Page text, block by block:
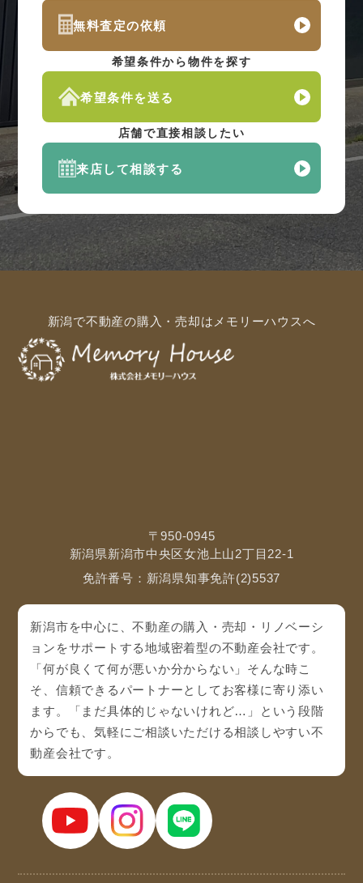
無料査定の依頼
希望条件から物件を探す
希望条件を送る
店舗で直接相談したい
来店して相談する
新潟で不動産の購入・売却はメモリーハウスへ
〒950-0945
新潟県新潟市中央区女池上山2丁目22-1
免許番号：新潟県知事免許(2)5537
新潟市を中心に、不動産の購入・売却・リノベーシ
ョンをサポートする地域密着型の不動産会社です。
「何が良くて何が悪いか分からない」そんな時こ
そ、信頼できるパートナーとしてお客様に寄り添い
ます。「まだ具体的じゃないけれど…」という段階
からでも、気軽にご相談いただける相談しやすい不
動産会社です。